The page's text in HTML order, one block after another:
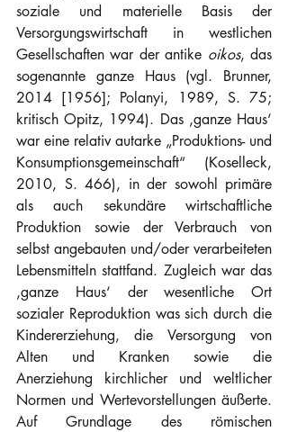
soziale und materielle Basis der
Versorgungswirtschaft in westlichen
Gesellschaften war der antike oikos, das
sogenannte ganze Haus (vgl. Brunner,
2014 [1956]; Polanyi, 1989, S. 75;
kritisch Opitz, 1994). Das ‚ganze Haus‘
war eine relativ autarke „Produktions- und
Konsumptionsgemeinschaft“ (Koselleck,
2010, S. 466), in der sowohl primäre
als auch sekundäre wirtschaftliche
Produktion sowie der Verbrauch von
selbst angebauten und/oder verarbeiteten
Lebensmitteln stattfand. Zugleich war das
‚ganze Haus‘ der wesentliche Ort
sozialer Reproduktion was sich durch die
Kindererziehung, die Versorgung von
Alten und Kranken sowie die
Anerziehung kirchlicher und weltlicher
Normen und Wertevorstellungen äußerte.
Auf Grundlage des römischen